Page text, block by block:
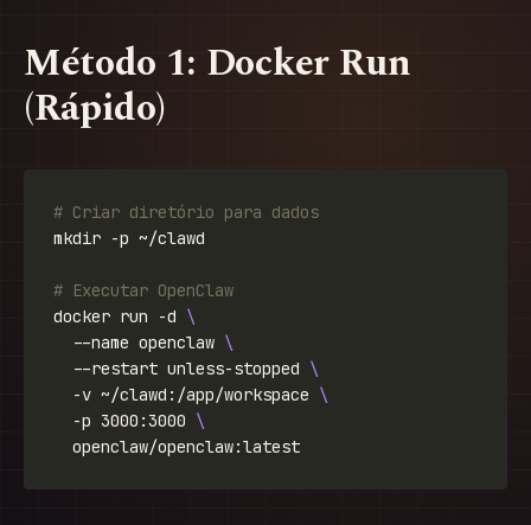
Método 1: Docker Run
(Rápido)
# Criar diretório para dados
# Executar OpenClaw
docker run -d
  --name openclaw
  --restart unless-stopped
  -v ~/clawd:/app/workspace
  -p 3000:3000